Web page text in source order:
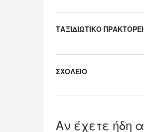
ΤΑΞΙΔΙΩΤΙΚΟ
ΣΧΟΛΕΙΟ
Αν έχετε ήδη